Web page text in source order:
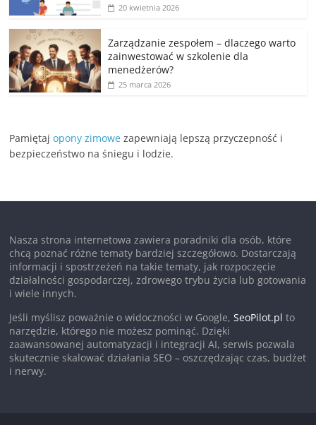
20 kwietnia 2026
Zarządzanie zespołem – dlaczego warto
zainwestować w szkolenie dla
menedżerów?
25 marca 2026
Pamiętajopony zimowe zapewniają lepszą przyczepność i
bezpieczeństwo na śniegu i lodzie.
Nasza strona internetowa zawiera poradniki dla osób, które
chcą poznać różne tematy bardziej szczegółowo. Dostarczają
informacji i spostrzeżeń na takie tematy, jak rozpoczęcie
działalności gospodarczej, zdrowego trybu życia lub gotowania
i wiele innych.
Jeśli myślisz poważnie o widoczności w Google,SeoPilot.pl to
narzędzie, którego nie możesz pominąć. Dzięki
zaawansowanej automatyzacji i integracji AI, serwis pozwala
skutecznie skalować działania SEO – oszczędzając czas, budżet
i nerwy.